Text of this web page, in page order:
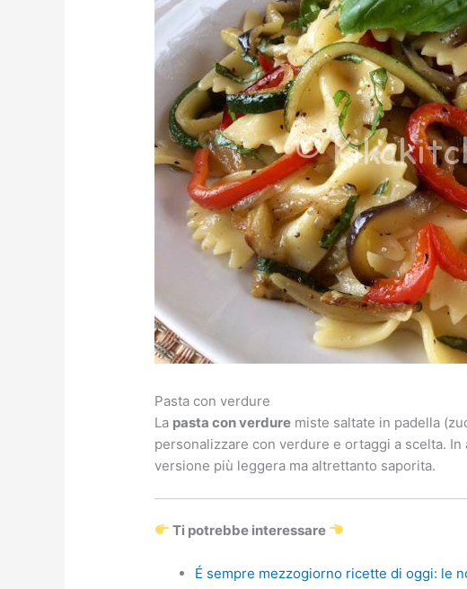
Pasta con verdure
La pasta con verdure miste saltate in padella
personalizzare con verdure e ortaggi a scelta.
versione più leggera ma altrettanto saporita.
Ti potrebbe interessare
É sempre mezzogiorno ricette di oggi: le